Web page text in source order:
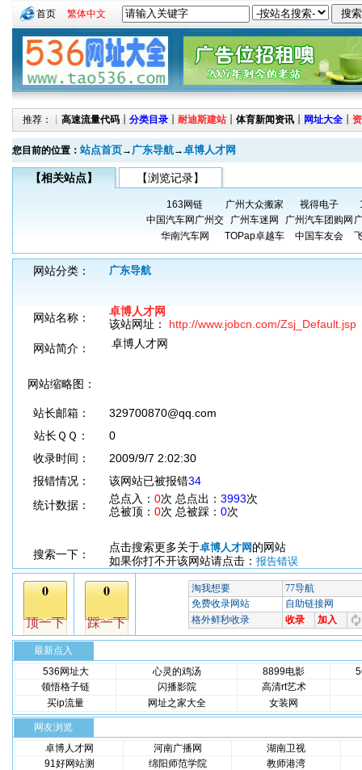
首页 繁体中文
推荐：┊ 高速流量代码 ┊ 分类目录 ┊ 耐迪斯建站 ┊ 体育新闻资讯 ┊ 网址大全 ┊
您目前的位置： 站点首页→ 广东导航→卓博人才网
【相关站点】 【浏览记录】
163网链 广州大众搬家 视得电子
中国汽车网广州交
广州车迷网 广州汽车团购网
华南汽车网
TOPap卓越车 中国车友会
网站分类： 广东导航
网站名称：
卓博人才网
该站网址： http://www.jobcn.com/Zsj_Default.jsp
网站简介：
卓博人才网
网站缩略图：
站长邮箱：
329700870@qq.com
站长ＱＱ：
0
收录时间：
2009/9/7 2:02:30
报错情况：
该网站已被报错34
统计数据：
总点入： 0次 总点出： 3993次
总被顶： 0次 总被踩： 0次
搜索一下：
点击搜索更多关于卓博人才网 的网站
如果你打不开该网站请点击： 报告错误
最新点入
536网址大
心灵的鸡汤 8899电影
领悟格子链
闪播影院
高清rt艺术
买ip流量
网址之家大全 女装网
网友浏览
卓博人才网
河南广播网
湖南卫视
91好网站测
绵阳师范学院
教师港湾